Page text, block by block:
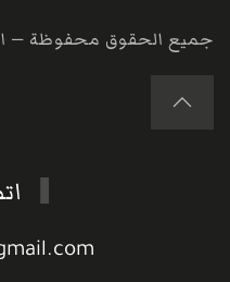
جميع الحقوق محفوظة —